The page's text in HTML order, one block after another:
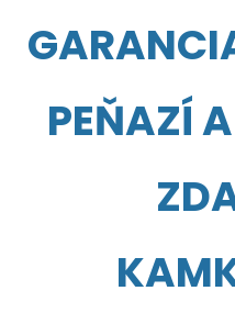
PEŇAZÍ